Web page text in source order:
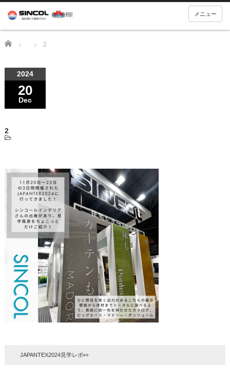
メニュー
Home 2
2024
20
Dec
2
JAPANTEX2024見学レポ👀